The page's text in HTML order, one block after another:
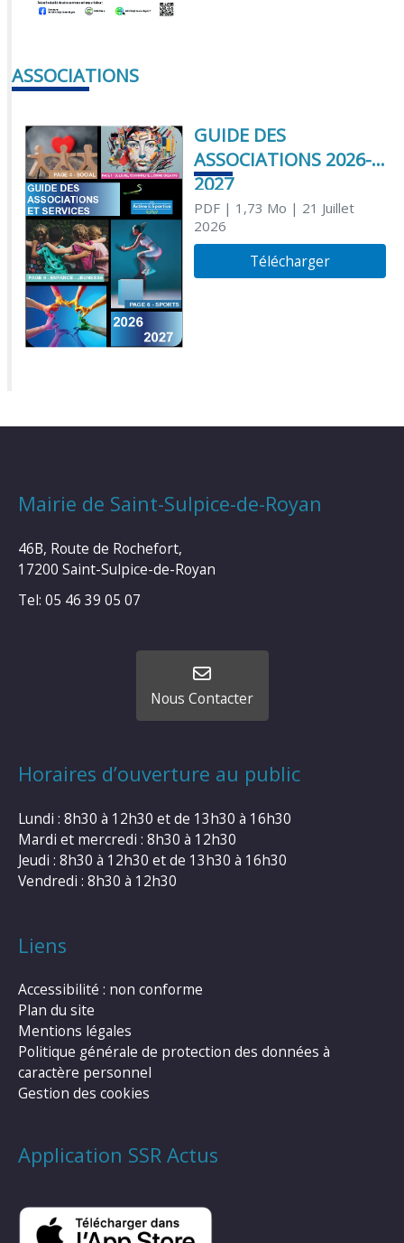
ASSOCIATIONS
GUIDE DES
ASSOCIATIONS 2026-
2027
PDF| 1,73 Mo | 21 Juillet
2026
Télécharger
Mairie de Saint-Sulpice-de-Royan
46B, Route de Rochefort,
17200 Saint-Sulpice-de-Royan
Tel: 05 46 39 05 07
Nous Contacter
Horaires d’ouverture au public
Lundi : 8h30 à 12h30 et de 13h30 à 16h30
Mardi et mercredi : 8h30 à 12h30
Jeudi : 8h30 à 12h30 et de 13h30 à 16h30
Vendredi : 8h30 à 12h30
Liens
Accessibilité : non conforme
Plan du site
Mentions légales
Politique générale de protection des données à
caractère personnel
Gestion des cookies
Application SSR Actus